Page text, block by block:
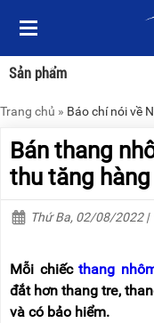
Sản phẩm
Menu
Sản
phẩm
TRANG
THANG
NHÔM
XE
BỘ
THOÁT
Menu
Sản
phẩm
TRANG
THANG
NHÔM
THANG
THANG
GIA
Trang chủ » Báo chí nói về
Bán thang
thu tăng
Thứ Ba, 02/08/2022 |
Mỗi chiếcthang
đắt hơn thang tre,
và có bảo hiểm.